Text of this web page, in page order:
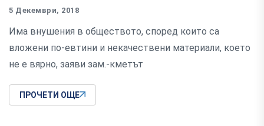
5 Декември, 2018
Има внушения в обществото, според които са
вложени по-евтини и некачествени материали, което
не е вярно, заяви зам.-кметът
ПРОЧЕТИ ОЩЕ